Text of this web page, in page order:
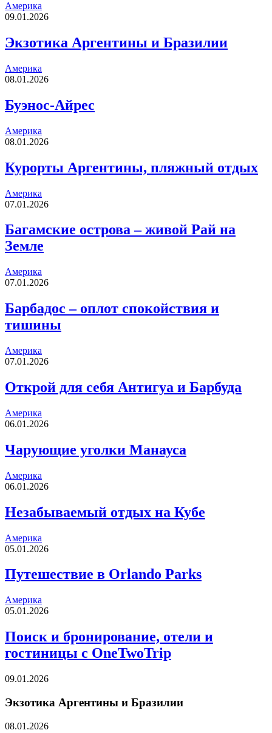
Америка
09.01.2026
Экзотика Аргентины и Бразилии
Америка
08.01.2026
Буэнос-Айрес
Америка
08.01.2026
Курорты Аргентины, пляжный отдых
Америка
07.01.2026
Багамские острова – живой Рай на
Земле
Америка
07.01.2026
Барбадос – оплот спокойствия и
тишины
Америка
07.01.2026
Открой для себя Антигуа и Барбуда
Америка
06.01.2026
Чарующие уголки Манауса
Америка
06.01.2026
Незабываемый отдых на Кубе
Америка
05.01.2026
Путешествие в Orlando Parks
Америка
05.01.2026
Поиск и бронирование, отели и
гостиницы с OneTwoTrip
09.01.2026
Экзотика Аргентины и Бразилии
08.01.2026